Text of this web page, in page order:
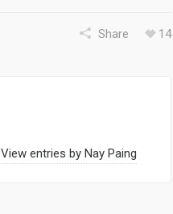
Share 14
View entries by Nay Paing